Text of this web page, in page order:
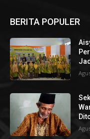
BERITA POPULER